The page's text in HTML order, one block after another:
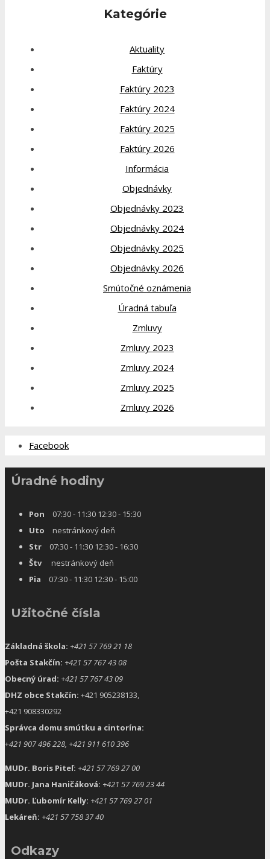
Kategórie
Aktuality
Faktúry
Faktúry 2023
Faktúry 2024
Faktúry 2025
Faktúry 2026
Informácia
Objednávky
Objednávky 2023
Objednávky 2024
Objednávky 2025
Objednávky 2026
Smútočné oznámenia
Úradná tabuľa
Zmluvy
Zmluvy 2023
Zmluvy 2024
Zmluvy 2025
Zmluvy 2026
Facebook
Úradné hodiny
Pon 07:30 - 11:30 12:30 - 15:30
Uto nestránkový deň
Str 07:30 - 11:30 12:30 - 16:30
Štvnestránkový deň
Pia 07:30 - 11:30 12:30 - 15:00
Užitočné čísla
Základná škola: +421 57 769 21 18
Pošta Stakčín: +421 57 767 43 08
Obecný úrad: +421 57 767 43 09
DHZ obce Stakčín: +421 905238133,
+421 908330292
Správca domu smútku a cintorína:
+421 907 496 228, +421 911 610 396
MUDr. Boris Piteľ: +421 57 769 27 00
MUDr. Jana Haničáková: +421 57 769 23 44
MUDr. Ľubomír Kelly: +421 57 769 27 01
Lekáreň: +421 57 758 37 40
Odkazy